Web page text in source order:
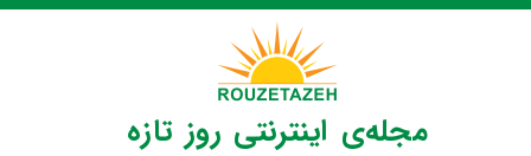
مجله‌ی اینترنتی روز تازه